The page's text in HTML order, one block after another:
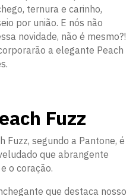
ternura e carinho,
por união. E nós não
novidade, não é mesmo?!
a elegante Peach
Fuzz
Fuzz, segundo a Pantone, é
que abrangente
o coração.
que destaca nosso